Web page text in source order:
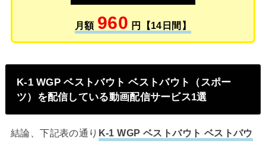
月額 960 円【14日間】
K-1 WGP ベストバウト ベストバウト（スポー
ツ）を配信している動画配信サービス1選
結論、下記表の通り K-1 WGP ベストバウト ベストバウ